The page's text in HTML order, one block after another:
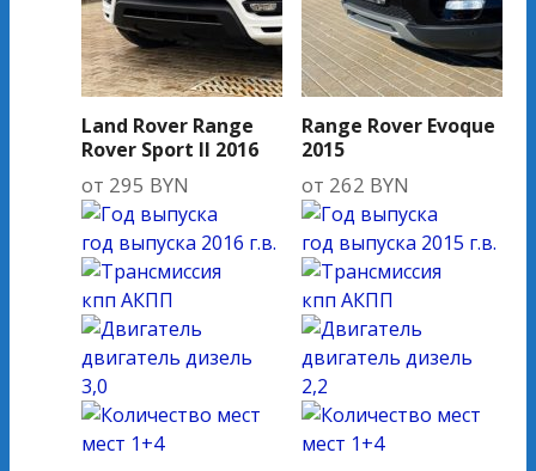
Land Rover Range
Rover Sport II 2016
от 295 BYN
год выпуска 2016 г.в.
кпп АКПП
двигатель дизель
3,0
мест 1+4
Range Rover Evoque
2015
от 262 BYN
год выпуска 2015 г.в.
кпп АКПП
двигатель дизель
2,2
мест 1+4